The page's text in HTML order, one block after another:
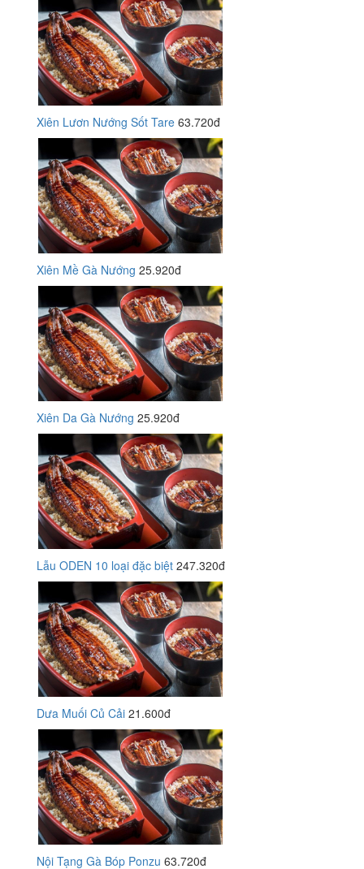
Xiên Lươn Nướng Sốt Tare 63.720đ
Xiên Mề Gà Nướng 25.920đ
Xiên Da Gà Nướng 25.920đ
Lẫu ODEN 10 loại đặc biệt 247.320đ
Dưa Muối Củ Cải 21.600đ
Nội Tạng Gà Bóp Ponzu 63.720đ